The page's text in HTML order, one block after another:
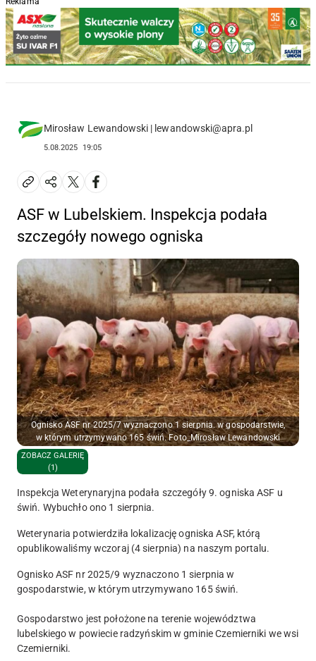
Mirosław Lewandowski | lewandowski@apra.pl
5.08.2025 19:05
ASF w Lubelskiem. Inspekcja podała
szczegóły nowego ogniska
Ognisko ASF nr 2025/7 wyznaczono 1 sierpnia. w gospodarstwie,
w którym utrzymywano 165 świń. Foto_Mirosław Lewandowski
ZOBACZ GALERIĘ
(1)
Inspekcja Weterynaryjna podała szczegóły 9. ogniska ASF u
świń. Wybuchło ono 1 sierpnia.
Weterynaria potwierdziła lokalizację ogniska ASF, którą
opublikowaliśmy wczoraj (4 sierpnia) na naszym portalu.
Ognisko ASF nr 2025/9 wyznaczono 1 sierpnia w
gospodarstwie, w którym utrzymywano 165 świń.
Gospodarstwo jest położone na terenie województwa
lubelskiegow powiecie radzyńskimw gminieCzemierniki we wsi
Czemierniki.